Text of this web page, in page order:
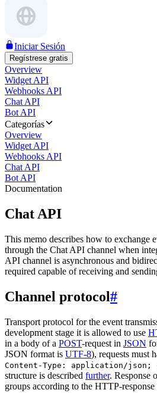
Iniciar Sesión
Regístrese gratis
Overview
Widget API
Webhooks API
Chat API
Bot API
Categorías
Overview
Widget API
Webhooks API
Chat API
Bot API
Documentation
Chat API
This memo describes how to exchange
through the Chat API channel when
API channel is asynchronous and
required capable of receiving and
Channel protocol#
Transport protocol for the event
development stage it is allowed to use
in a body of a POST-request in JSON
JSON format is UTF-8), requests must
Content-Type: application/json;
structure is described further. Response
groups according to the HTTP-response